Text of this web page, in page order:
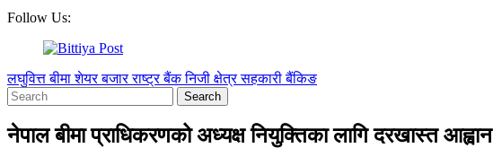
Follow Us:
लघुवित्तबीमाशेयर बजारराष्ट्र बैंकनिजी क्षेत्रसहकारीबैंकिङ
नेपाल बीमा प्राधिकरणको अध्यक्ष नियुक्तिका लागि दरखास्त आह्वान